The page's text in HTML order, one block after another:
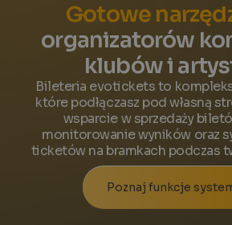
Gotowe
organizatorów
klubów i
Bileteria evotickets to
które podłączasz pod własną
wsparcie w sprzedaży
monitorowanie wyników oraz
ticketów na bramkach podczas
Poznaj funkcje